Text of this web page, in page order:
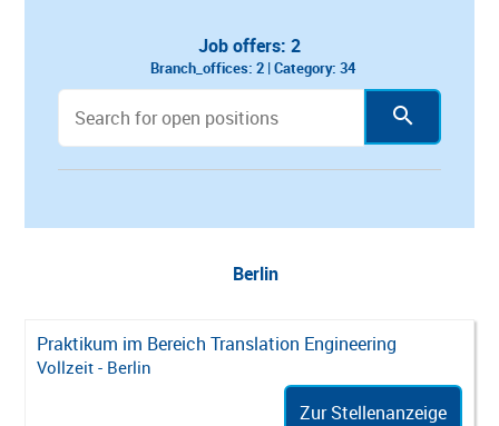
Job offers: 2
Branch_offices: 2 |Category: 34
Berlin
Praktikum im Bereich Translation Engineering
Vollzeit - Berlin
Zur Stellenanzeige